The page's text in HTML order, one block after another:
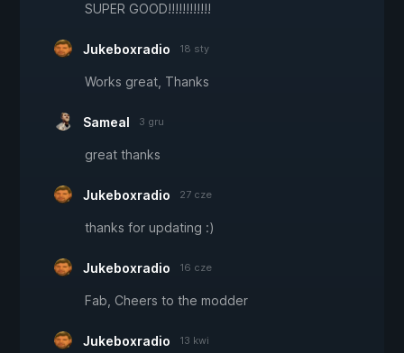
SUPER GOOD!!!!!!!!!!!!
Jukeboxradio 18 sty
Works great, Thanks
Sameal 3 gru
great thanks
Jukeboxradio 27 cze
thanks for updating :)
Jukeboxradio 16 cze
Fab, Cheers to the modder
Jukeboxradio 13 kwi